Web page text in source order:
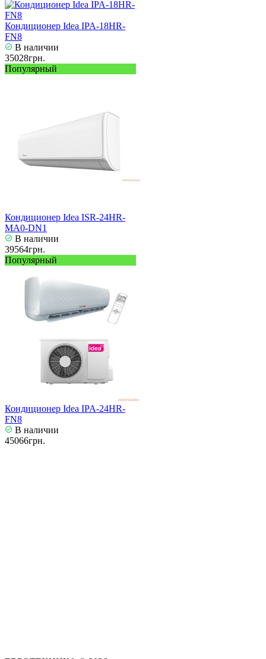
Кондиционер Idea IPA-18HR-
FN8
В наличии
35028грн.
Популярный
Кондиционер Idea ISR-24HR-
MA0-DN1
В наличии
39564грн.
Популярный
Кондиционер Idea IPA-24HR-
FN8
В наличии
45066грн.